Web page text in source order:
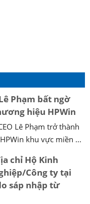
Phạm bất ngờ
hiệu HPWin
Lê Phạm trở thành
khu vực miền ...
chỉ Hộ Kinh
Công ty tại
sáp nhập từ